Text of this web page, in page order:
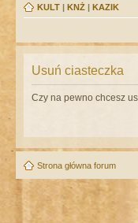
KULT | KNŻ | KAZIK
Usuń ciasteczka
Czy na pewno chcesz
Strona główna forum